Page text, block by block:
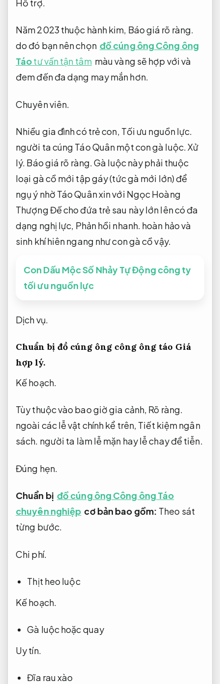
Hỗ trợ.
Năm 2023 thuộc hành kim, Báo giá rõ ràng.
do đó bạn nên chọn đồ cúng ông Công ông
Táotư vấn tận tâm màu vàng sẽ hợp với và
đem đến đa dạng may mắn hơn.
Chuyên viên.
Nhiều gia đình có trẻ con, Tối ưu nguồn lực.
người ta cúng Táo Quân một con gà luộc.Xử
lý. Báo giá rõ ràng.Gà luộc này phải thuộc
loại gà cồ mới tập gáy (tức gà mới lớn) để
ngụ ý nhờ Táo Quân xin với Ngọc Hoàng
Thượng Đế cho đứa trẻ sau này lớn lên có đa
dạng nghị lực, Phản hồi nhanh. hoàn hảo và
sinh khí hiên ngang như con gà cồ vậy.
Con Dấu Mộc Số Nhảy Tự Động công ty
tối ưu nguồn lực
Dịch vụ.
Chuẩn bị đồ cúng ông công ông táo Giá
hợp lý.
Kế hoạch.
Tùy thuộc vào bao giờ gia cảnh, Rõ ràng.
ngoài các lễ vật chính kể trên, Tiết kiệm ngân
sách. người ta làm lễ mặn hay lễ chay để tiễn.
Đúng hẹn.
Chuẩn bị đồ cúng ông Công ông Táo
chuyên nghiệp cơ bản bao gồm: Theo sát
từng bước.
Chi phí.
Thịt heo luộc
Kế hoạch.
Gà luộc hoặc quay
Uy tín.
Đĩa rau xào